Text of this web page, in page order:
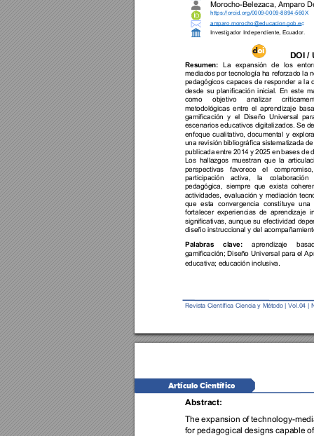
Revista Científica Ciencia y Método | Vol.04 |
Morocho-Belezaca, Amparo
https://orcid.org/0009-0009-8894-560X
amparo.morocho@educacion.gob.ec
Investigador Independiente, Ecuador.
DOI /
Resumen: La expansión de los
mediados por tecnol ogía ha reforzado la
pedagógicos capaces de responder a a
desde su planificación inicial. En este
como
objetivo analizar
metodológicas entre el aprendizaje
gamificación
y el Diseño Universal
escenarios educativos digitalizados. Se
enfoque cualitativo, documental y
una revisión bibliográfica sistematizada
publicada entre 2014 y 2025 en bases de
Los
hallazgos muestran que la
perspectivas
favorece el
participación
activa, la
colaboración
pedagógica,
siempre que exista
actividades, evaluación y mediación
que
esta convergencia constituye
una
fortalecer experiencias de aprendizaje
significativas, aunque su efectividad
diseño instruccional y del
Palabras clave: aprendizaje
gamificación; Diseño Universal para el
educativa; educación inclusiva .
Artículo Científico
Abstract:
The expansion of technology-
for pedagogical designs capable